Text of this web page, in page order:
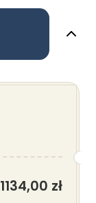
1134,00 zł